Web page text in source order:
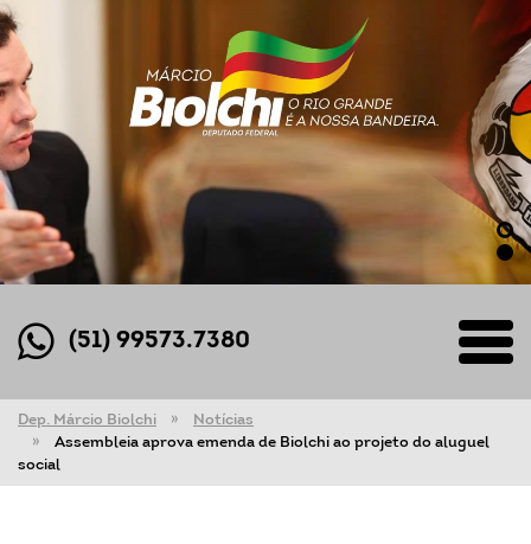
(51) 99573.7380
Dep. Márcio Biolchi
Notícias
Assembleia aprova emenda de Biolchi ao projeto do aluguel
social